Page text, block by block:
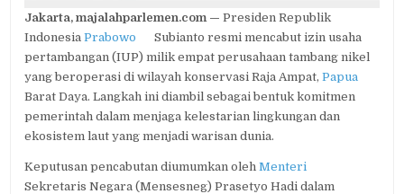
Jakarta, majalahparlemen.com — Presiden Republik
IndonesiaPrabowo
Subianto resmi mencabut izin usaha
pertambangan (IUP) milik empat perusahaan tambang nikel
yang beroperasi di wilayah konservasi Raja Ampat,Papua
Barat Daya. Langkah ini diambil sebagai bentuk komitmen
pemerintah dalam menjaga kelestarian lingkungan dan
ekosistem laut yang menjadi warisan dunia.
Keputusan pencabutan diumumkan olehMenteri
Sekretaris Negara (Mensesneg) Prasetyo Hadi dalam